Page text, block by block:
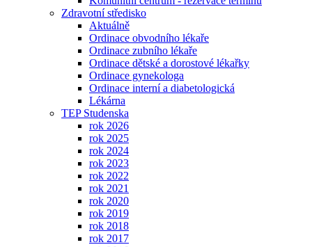
Zdravotní středisko
Aktuálně
Ordinace obvodního lékaře
Ordinace zubního lékaře
Ordinace dětské a dorostové lékařky
Ordinace gynekologa
Ordinace interní a diabetologická
Lékárna
TEP Studenska
rok 2026
rok 2025
rok 2024
rok 2023
rok 2022
rok 2021
rok 2020
rok 2019
rok 2018
rok 2017